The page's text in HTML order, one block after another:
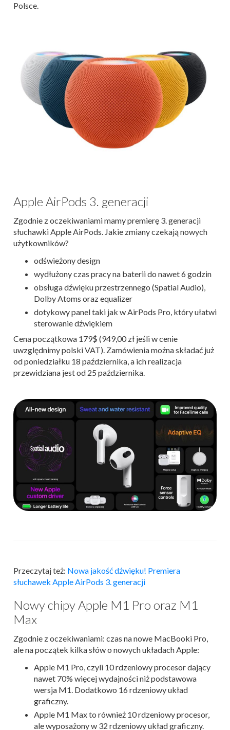
Polsce.
Apple AirPods 3. generacji
Zgodnie z oczekiwaniami mamy premierę 3. generacji
słuchawki Apple AirPods. Jakie zmiany czekają nowych
użytkowników?
odświeżony design
wydłużony czas pracy na baterii do nawet 6 godzin
obsługa dźwięku przestrzennego (Spatial Audio),
Dolby Atoms oraz equalizer
dotykowy panel taki jak w AirPods Pro, który ułatwi
sterowanie dźwiękiem
Cena początkowa 179$ (949,00 zł jeśli w cenie
uwzględnimy polski VAT). Zamówienia można składać już
od poniedziałku 18 października, a ich realizacja
przewidziana jest od 25 października.
Przeczytaj też: Nowa jakość dźwięku! Premiera
słuchawek Apple AirPods 3. generacji
Nowy chipy Apple M1 Pro oraz M1
Max
Zgodnie z oczekiwaniami: czas na nowe MacBooki Pro,
ale na początek kilka słów o nowych układach Apple:
Apple M1 Pro, czyli 10 rdzeniowy procesor dający
nawet 70% więcej wydajności niż podstawowa
wersja M1. Dodatkowo 16 rdzeniowy układ
graficzny.
Apple M1 Max to również 10 rdzeniowy procesor,
ale wyposażony w 32 rdzeniowy układ graficzny.